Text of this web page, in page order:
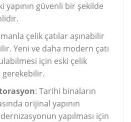
güvenli bir şekilde
çelik çatılar aşınabilir
Yeni ve daha modern çatı
için eski çelik
gerekebilir.
: Tarihi binaların
orijinal yapının
yapılması için